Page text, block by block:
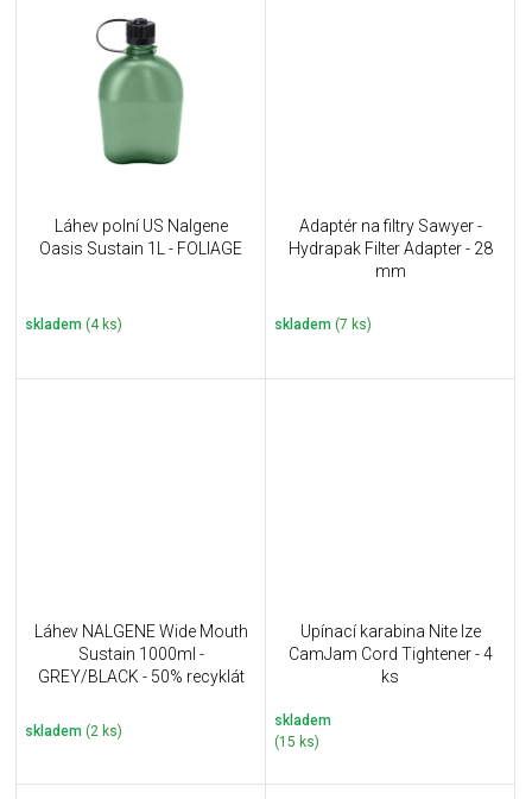
Láhev polní US Nalgene
Oasis Sustain 1L - FOLIAGE
skladem (4 ks)
Adaptér na filtry Sawyer -
Hydrapak Filter Adapter - 28
mm
skladem (7 ks)
Láhev NALGENE Wide Mouth
Sustain 1000ml -
GREY/BLACK - 50% recyklát
skladem (2 ks)
Upínací karabina Nite Ize
CamJam Cord Tightener - 4
ks
skladem
(15 ks)